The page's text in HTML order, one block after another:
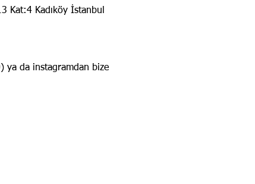
Kat:4 Kadıköy İstanbul
ya da instagramdan bize